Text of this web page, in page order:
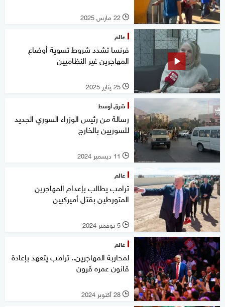
l 22 مارس 2025
عالم
فرنسا تشدد شروط تسوية أوضاع
المهاجرين غير النظاميين
l 25 يناير 2025
شرق أوسط
رسالة من رئيس الوزراء السوري الجديد
للسوريين بالخارج
l 11 ديسمبر 2024
عالم
ترامب يطالب بإعدام المهاجرين
المتورطين بقتل أميركيين
l 5 نوفمبر 2024
عالم
لمحاربة المهاجرين.. ترامب يتعهد بإعادة
قانون عمره قرون
l 28 أكتوبر 2024